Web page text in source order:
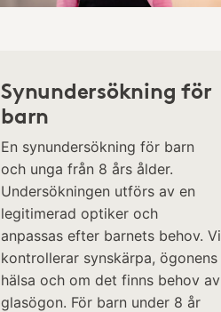
Synundersökning för
barn
En synundersökning för barn
och unga från 8 års ålder.
Undersökningen utförs av en
legitimerad optiker och
anpassas efter barnets behov. Vi
kontrollerar synskärpa, ögonens
hälsa och om det finns behov av
glasögon. För barn under 8 år